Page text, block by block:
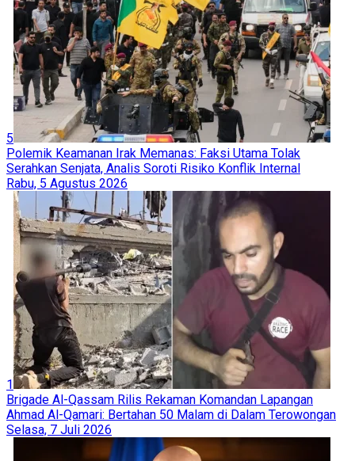
5
Polemik Keamanan Irak Memanas: Faksi Utama Tolak
Serahkan Senjata, Analis Soroti Risiko Konflik Internal
Rabu, 5 Agustus 2026
1
Brigade Al-Qassam Rilis Rekaman Komandan Lapangan
Ahmad Al-Qamari: Bertahan 50 Malam di Dalam Terowongan
Selasa, 7 Juli 2026